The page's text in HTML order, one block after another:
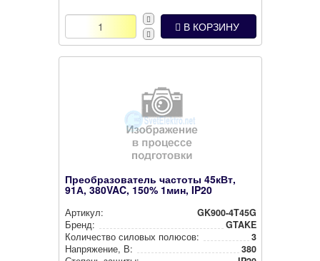
В КОРЗИНУ
Преобразователь частоты 45кВт,
91А, 380VAC, 150% 1мин, IP20
Артикул:
GK900-4T45G
Бренд:
GTAKE
Количество силовых полюсов:
3
Нап­ря­же­ние, В:
380